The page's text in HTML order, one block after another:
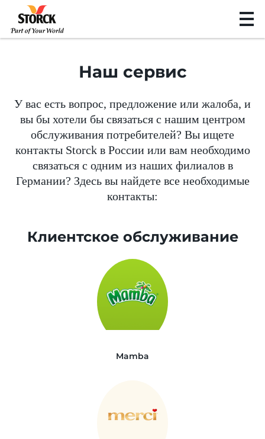
Наш сервис
У вас есть вопрос, предложение или жалоба, и
вы бы хотели бы связаться с нашим центром
обслуживания потребителей? Вы ищете
контакты Storck в России или вам необходимо
связаться с одним из наших филиалов в
Германии? Здесь вы найдете все необходимые
контакты:
Клиентское обслуживание
Mamba